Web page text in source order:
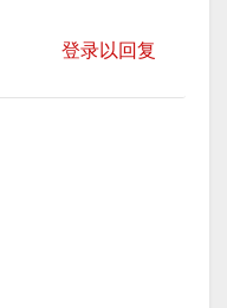
登录以回复